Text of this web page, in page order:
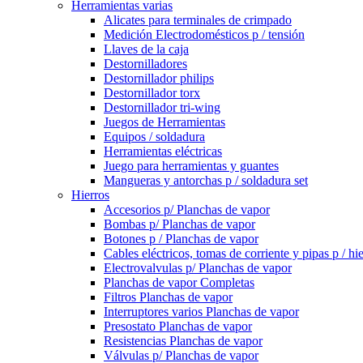
Herramientas varias
Alicates para terminales de crimpado
Medición Electrodomésticos p / tensión
Llaves de la caja
Destornilladores
Destornillador philips
Destornillador torx
Destornillador tri-wing
Juegos de Herramientas
Equipos / soldadura
Herramientas eléctricas
Juego para herramientas y guantes
Mangueras y antorchas p / soldadura set
Hierros
Accesorios p/ Planchas de vapor
Bombas p/ Planchas de vapor
Botones p / Planchas de vapor
Cables eléctricos, tomas de corriente y pipas p /
Electrovalvulas p/ Planchas de vapor
Planchas de vapor Completas
Filtros Planchas de vapor
Interruptores varios Planchas de vapor
Presostato Planchas de vapor
Resistencias Planchas de vapor
Válvulas p/ Planchas de vapor